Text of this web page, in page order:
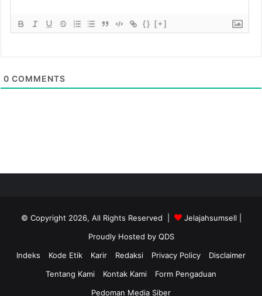
{} [+]
0 COMMENTS
© Copyright 2026, All Rights Reserved | Jelajahsumsell
Proudly Hosted by QDS
Indeks
Kode Etik Karir Redaksi Privacy Policy
Disclaimer
Tentang Kami
Kontak Kami
Form Pengaduan
Pedoman Media Siber